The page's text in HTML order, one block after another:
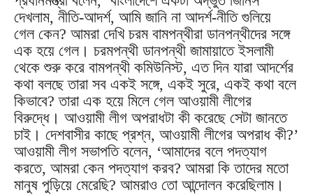
দেখলাম, নীতি-আদর্শ, আমি জানি না আদর্শ-নীতি গুলিয়ে
গেল কেন? আমরা দেখি চরম বামপন্থীরা ডানপন্থীদের সঙ্গে
এক হয়ে গেল। চরমপন্থী ডানপন্থী জামায়াতে ইসলামী
থেকে শুরু করে বামপন্থী কমিউনিস্ট, এত দিন যারা আদর্শের
কথা বলছে তারা সব একই সঙ্গে, একই সুরে, একই কথা বলে
কিভাবে? তারা এক হয়ে মিলে গেল আওয়ামী লীগের
বিরুদ্ধে। আওয়ামী লীগ অপরাধটা কী করেছে সেটা জানতে
চাই। দেশবাসীর কাছে প্রশ্ন, আওয়ামী লীগের অপরাধ কী?’
আওয়ামী লীগ সভাপতি বলেন, ‘আমাদের বলে পদত্যাগ
করতে, আমরা কেন পদত্যাগ করব? আমরা কি তাদের মতো
মানুষ পুড়িয়ে মেরেছি? আমরাও তো আন্দোলন করেছিলাম।